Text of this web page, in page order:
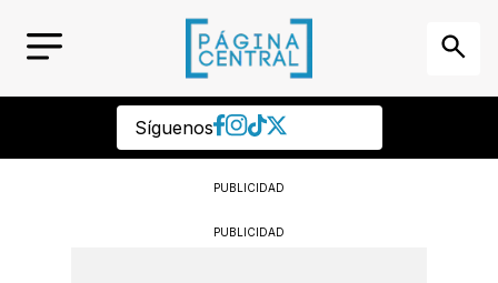
Síguenos
PUBLICIDAD
PUBLICIDAD